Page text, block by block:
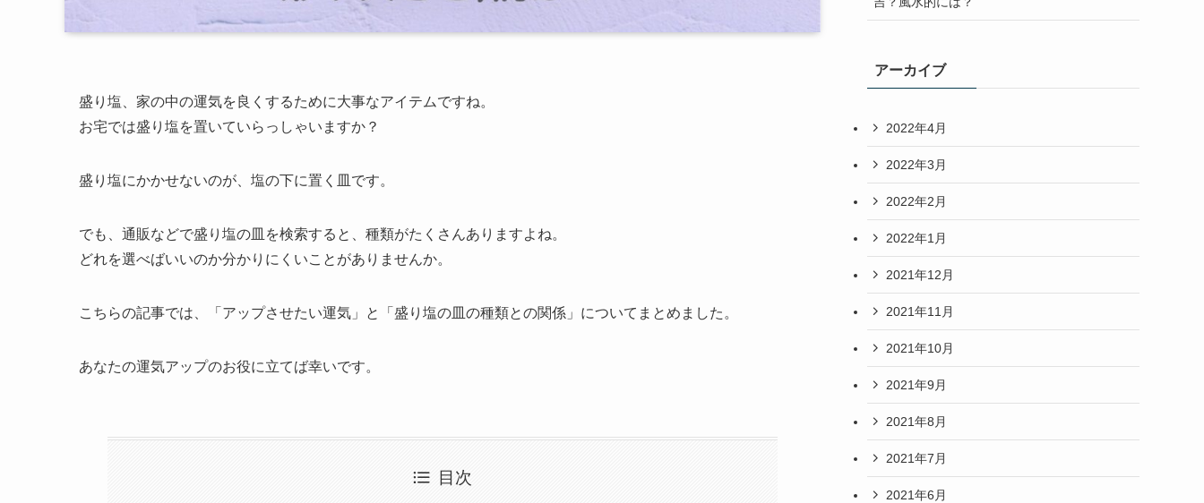
盛り塩、家の中の運気を良くするために大事なアイテムですね。
お宅では盛り塩を置いていらっしゃいますか？
盛り塩にかかせないのが、塩の下に置く皿です。
でも、通販などで盛り塩の皿を検索すると、種類がたくさんありますよね。
どれを選べばいいのか分かりにくいことがありませんか。
こちらの記事では、「アップさせたい運気」と「盛り塩の皿の種類との関係」についてまとめました。
あなたの運気アップのお役に立てば幸いです。
目次
アーカイブ
2022年4月
2022年3月
2022年2月
2022年1月
2021年12月
2021年11月
2021年10月
2021年9月
2021年8月
2021年7月
2021年6月